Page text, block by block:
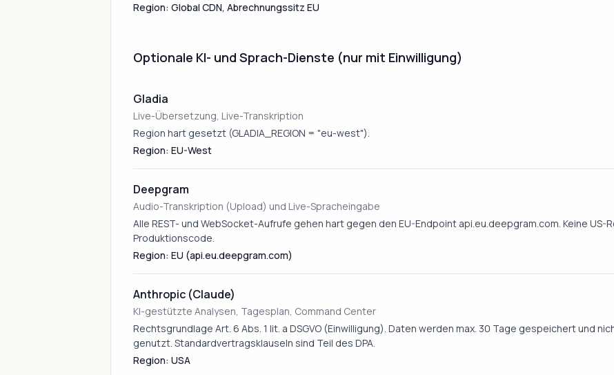
Region: Global CDN, Abrechnungssitz EU
Optionale KI- und Sprach-Dienste (nur mit Einwilligung)
Gladia
Live-Übersetzung, Live-Transkription
Region hart gesetzt (GLADIA_REGION = "eu-west").
Region: EU-West
Deepgram
Audio-Transkription (Upload) und Live-Spracheingabe
Alle REST- und WebSocket-Aufrufe gehen hart gegen den EU-Endpoint api.eu.deepgram.com. Keine US-
Produktionscode.
Region: EU (api.eu.deepgram.com)
Anthropic (Claude)
KI-gestützte Analysen, Tagesplan, Command Center
Rechtsgrundlage Art. 6 Abs. 1 lit. a DSGVO (Einwilligung). Daten werden max. 30 Tage gespeichert und
genutzt. Standardvertragsklauseln sind Teil des DPA.
Region: USA